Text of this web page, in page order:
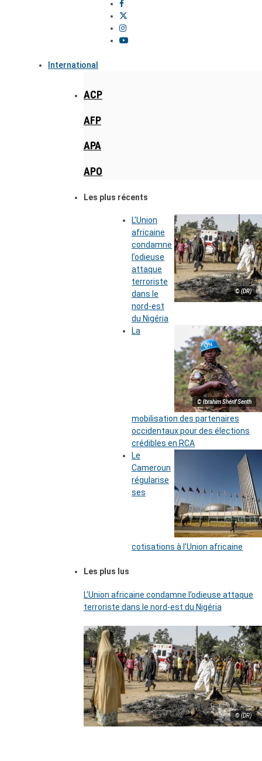
International
ACP
AFP
APA
APO
Les plus récents
© (DR)
L’Union
africaine
condamne
l’odieuse
attaque
terroriste
dans le
nord-est
du Nigéria
© Ibrahim Shérif Senth
La
mobilisation des partenaires
occidentaux pour des élections
crédibles en RCA
Le
Cameroun
régularise
ses
cotisations à l’Union africaine
Les plus lus
L’Union africaine condamne l’odieuse attaque
terroriste dans le nord-est du Nigéria
© (DR)